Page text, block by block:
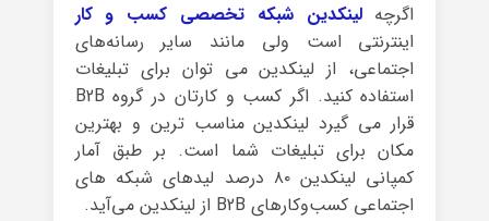
اگرچهلینکدین شبکه تخصصی کسب و کار
اینترنتی است ولی مانند سایر رسانه‌های
اجتماعی، از لینکدین می توان برای تبلیغات
استفاده کنید. اگر کسب و کارتان در گروه B2B
قرار می گیرد لینکدین مناسب ترین و بهترین
مکان برای تبلیغات شما است. بر طبق آمار
کمپانی لینکدین ۸۰ درصد لیدهای شبکه های
اجتماعی کسب‌وکارهای B2B از لینکدین می‌آید.